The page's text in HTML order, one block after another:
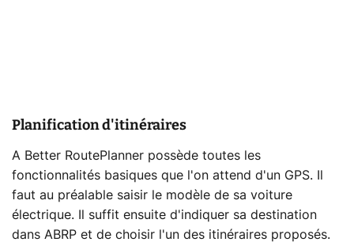
Planification d'itinéraires
A Better RoutePlanner possède toutes les
fonctionnalités basiques que l'on attend d'un GPS. Il
faut au préalable saisir le modèle de sa voiture
électrique. Il suffit ensuite d'indiquer sa destination
dans ABRP et de choisir l'un des itinéraires proposés.